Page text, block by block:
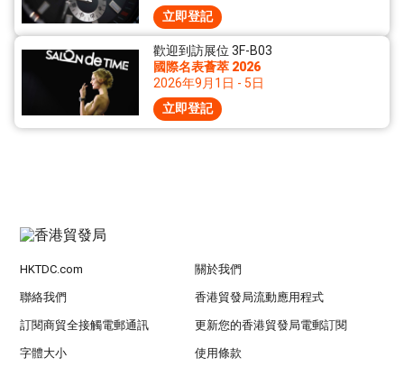
立即登記
歡迎到訪展位 3F-B03
國際名表薈萃 2026
2026年9月1日 - 5日
立即登記
HKTDC.com 關於我們
聯絡我們 香港貿發局流動應用程式
訂閱商貿全接觸電郵通訊 更新您的香港貿發局電郵訂閱
字體大小 使用條款